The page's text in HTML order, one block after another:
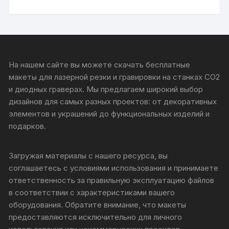
На нашем сайте вы можете скачать бесплатные
макеты для лазерной резки и гравировки на станках CO2
и диодных граверах. Мы предлагаем широкий выбор
дизайнов для самых разных проектов: от декоративных
элементов и украшений до функциональных изделий и
подарков.
Загружая материалы с нашего ресурса, вы
соглашаетесь с условиями использования и принимаете
ответственность за правильную эксплуатацию файлов
в соответствии с характеристиками вашего
оборудования. Обратите внимание, что макеты
предоставляются исключительно для личного